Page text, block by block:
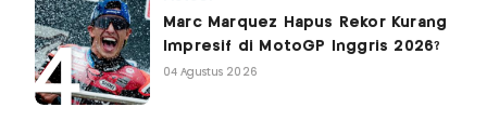
Marc Marquez Hapus Rekor Kurang
Impresif di MotoGP Inggris 2026?
04 Agustus 2026